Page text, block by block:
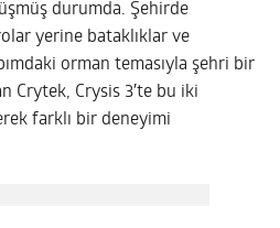
durumda. Şehirde
yerine bataklıklar ve
orman temasıyla şehri bir
Crytek, Crysis 3′te bu iki
farklı bir deneyimi